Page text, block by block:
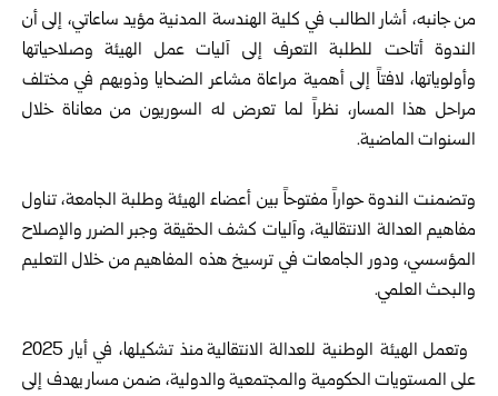
من جانبه، أشار الطالب في كلية الهندسة المدنية مؤيد ساعاتي، إلى أن
الندوة أتاحت للطلبة التعرف إلى آليات عمل الهيئة وصلاحياتها
وأولوياتها، لافتاً إلى أهمية مراعاة مشاعر الضحايا وذويهم في مختلف
مراحل هذا المسار، نظراً لما تعرض له السوريون من معاناة خلال
السنوات الماضية.
وتضمنت الندوة حواراً مفتوحاً بين أعضاء الهيئة وطلبة الجامعة، تناول
مفاهيم العدالة الانتقالية، وآليات كشف الحقيقة وجبر الضرر والإصلاح
المؤسسي، ودور الجامعات في ترسيخ هذه المفاهيم من خلال التعليم
والبحث العلمي.
وتعمل الهيئة الوطنية للعدالة الانتقالية
منذ تشكيلها، في أيار 2025
على المستويات الحكومية والمجتمعية ‏والدولية، ضمن مسار يهدف إلى